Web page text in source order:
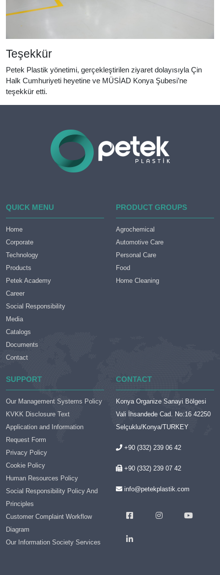
Teşekkür
Petek Plastik yönetimi, gerçekleştirilen ziyaret dolayısıyla Çin
Halk Cumhuriyeti heyetine ve MÜSİAD Konya Şubesi’ne
teşekkür etti.
QUICK MENU
Home
Corporate
Technology
Products
Petek Academy
Career
Social Responsibility
Media
Catalogs
Documents
Contact
PRODUCT GROUPS
Agrochemical
Automotive Care
Personal Care
Food
Home Cleaning
SUPPORT
Our Management Systems Policy
KVKK Disclosure Text
Application and Information
Request Form
Privacy Policy
Cookie Policy
Human Resources Policy
Social Responsibility Policy And
Principles
Customer Complaint Workflow
Diagram
Our Information Society Services
CONTACT
Konya Organize Sanayi Bölgesi
Vali İhsandede Cad. No:16 42250
Selçuklu/Konya/TURKEY
+90 (332) 239 06 42
+90 (332) 239 07 42
info@petekplastik.com